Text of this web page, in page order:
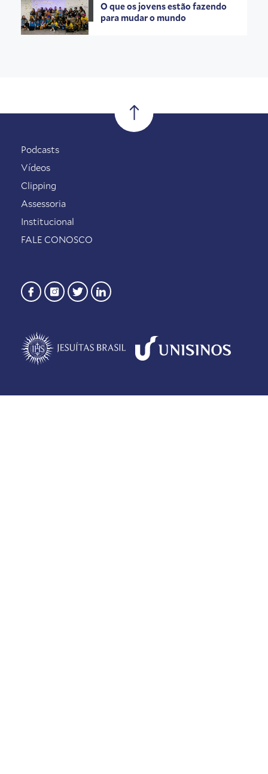
O que os jovens estão fazendo
para mudar o mundo
Podcasts
Vídeos
Clipping
Assessoria
Institucional
FALE CONOSCO